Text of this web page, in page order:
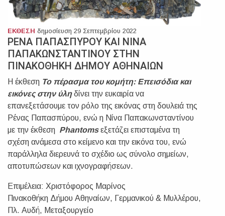
ΕΚΘΕΣΗ δημοσίευση 29 Σεπτεμβρίου 2022
ΡΕΝΑ ΠΑΠΑΣΠΥΡΟΥ ΚΑΙ ΝΙΝΑ
ΠΑΠΑΚΩΝΣΤΑΝΤΙΝΟΥ ΣΤΗΝ
ΠΙΝΑΚΟΘΗΚΗ ΔΗΜΟΥ ΑΘΗΝΑΙΩΝ
H έκθεση Το πέρασμα του κομήτη: Επεισόδια και
εικόνες στην ύληδίνει την ευκαιρία να
επανεξετάσουμε τον ρόλο της εικόνας στη δουλειά της
Ρένας Παπασπύρου, ενώ η Νίνα Παπακωνσταντίνου
με την έκθεση Phantomsεξετάζει επισταμένα τη
σχέση ανάμεσα στο κείμενο και την εικόνα του, ενώ
παράλληλα διερευνά το σχέδιο ως σύνολο σημείων,
αποτυπώσεων και ιχνογραφήσεων.
Επιμέλεια: Χριστόφορος Μαρίνος
Πινακοθήκη Δήμου Αθηναίων, Γερμανικού & Μυλλέρου,
Πλ. Αυδή, Μεταξουργείο